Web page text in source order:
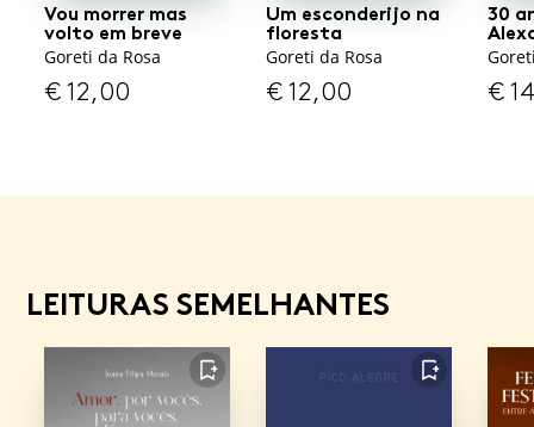
Vou morrer mas
volto em breve
Goreti da Rosa
€12,00
Um esconderijo na
floresta
Goreti da Rosa
€12,00
30
€
LEITURAS SEMELHANTES
FAVORITO FAVORITO